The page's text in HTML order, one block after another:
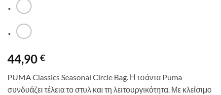
44,90 €
PUMA Classics Seasonal Circle Bag. Η τσάντα Puma
συνδυάζει τέλεια το στυλ και τη λειτουργικότητα. Με κλείσιμο